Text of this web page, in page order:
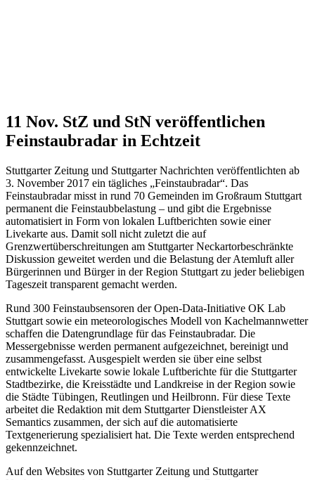
11 Nov. StZ und StN veröffentlichen
Feinstaubradar in Echtzeit
Stuttgarter Zeitung und Stuttgarter Nachrichten veröffentlichten ab
3. November 2017 ein tägliches „Feinstaubradar“. Das
Feinstaubradar misst in rund 70 Gemeinden im Großraum Stuttgart
permanent die Feinstaubbelastung – und gibt die Ergebnisse
automatisiert in Form von lokalen Luftberichten sowie einer
Livekarte aus. Damit soll nicht zuletzt die auf
Grenzwertüberschreitungen am Stuttgarter Neckartorbeschränkte
Diskussion geweitet werden und die Belastung der Atemluft aller
Bürgerinnen und Bürger in der Region Stuttgart zu jeder beliebigen
Tageszeit transparent gemacht werden.
Rund 300 Feinstaubsensoren der Open-Data-Initiative OK Lab
Stuttgart sowie ein meteorologisches Modell von Kachelmannwetter
schaffen die Datengrundlage für das Feinstaubradar. Die
Messergebnisse werden permanent aufgezeichnet, bereinigt und
zusammengefasst. Ausgespielt werden sie über eine selbst
entwickelte Livekarte sowie lokale Luftberichte für die Stuttgarter
Stadtbezirke, die Kreisstädte und Landkreise in der Region sowie
die Städte Tübingen, Reutlingen und Heilbronn. Für diese Texte
arbeitet die Redaktion mit dem Stuttgarter Dienstleister AX
Semantics zusammen, der sich auf die automatisierte
Textgenerierung spezialisiert hat. Die Texte werden entsprechend
gekennzeichnet.
Auf den Websites von Stuttgarter Zeitung und Stuttgarter